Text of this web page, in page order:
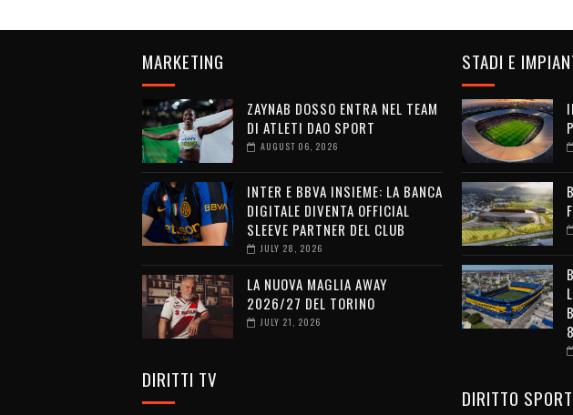
MARKETING
ZAYNAB DOSSO ENTRA NEL TEAM
DI ATLETI DAO SPORT
AUGUST 06, 2026
INTER E BBVA INSIEME: LA BANCA
DIGITALE DIVENTA OFFICIAL
SLEEVE PARTNER DEL CLUB
JULY 28, 2026
LA NUOVA MAGLIA AWAY
2026/27 DEL TORINO
JULY 21, 2026
DIRITTI TV
STADI E
DIRITTO